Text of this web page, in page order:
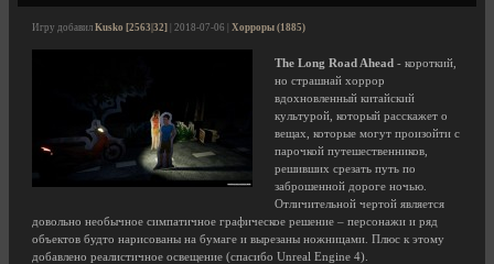
Игру добавил Kusko [2563|32] | 2018-07-06 | Хорроры (1885)
The Long Road Ahead - короткий,
но страшнай хоррор
вдохновленный китайский
культурой, который расскажет о
вещах, которые могут произойти с
парочкой путешественников,
решивших срезать путь по
заброшенной дороге ночью.
Отличительной чертой является
довольно необычное симпатичное графическое решение – персонажи и ряд
объектов будто нарисованы на бумаге и вырезаны ножницами. Плюс к этому
добавлено реалистичное освещение (спасибо Unreal Engine 4).